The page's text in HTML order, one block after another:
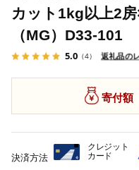
カット1kg以上2房
（MG）D33-101
5.0 （4） 返礼品の
寄付額
決済方法
クレジット
カード